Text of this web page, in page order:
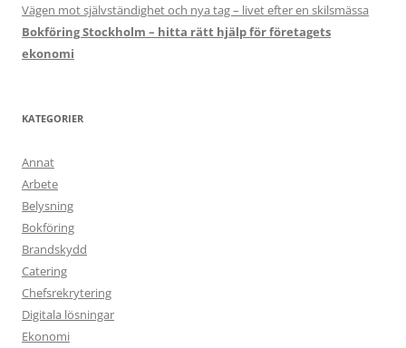
Vägen mot självständighet och nya tag – livet efter en skilsmässa
Bokföring Stockholm – hitta rätt hjälp för företagets
ekonomi
KATEGORIER
Annat
Arbete
Belysning
Bokföring
Brandskydd
Catering
Chefsrekrytering
Digitala lösningar
Ekonomi